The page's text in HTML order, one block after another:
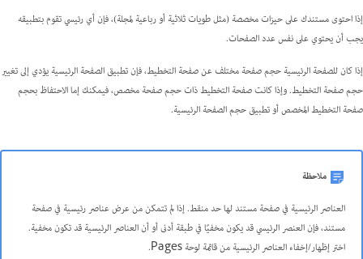
إذا احتوى مستندك على حيزات مخصصة (مثل طويات ثلاثية أو رباعية لمجلة)، فإن أي رئيسي تقوم بتطبيقه
يجب أن يحتوي على نفس عدد الصفحات.
إذا كان للصفحة الرئيسية حجم صفحة مختلف عن صفحة التخطيط، فإن تطبيق الصفحة الرئيسية يؤدي إلى تغيير
حجم صفحة التخطيط. وإذا كانت صفحة التخطيط ذات حجم صفحة مخصص، فيمكنك إما الاحتفاظ بحجم
صفحة التخطيط المخصص أو تطبيق حجم الصفحة الرئيسية.
ملاحظة
العناصر الرئيسية في صفحة مستند لها حد منقط. إذا لم تتمكن من عرض عناصر رئيسية في صفحة
مستند، فإن العنصر الرئيسي قد يكون مخفيًا في طبقة أدنى أو أن العناصر الرئيسية قد تكون مخفية.
اختر إظهار/إخفاء العناصر الرئيسية من قائمة لوحة Pages.